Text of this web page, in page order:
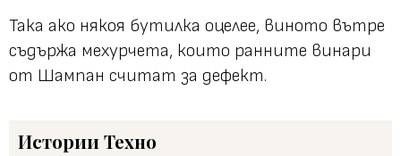
Така ако някоя бутилка оцелее, виното вътре
съдържа мехурчета, които ранните винари
от Шампан считат за дефект.
ИсторииТехно